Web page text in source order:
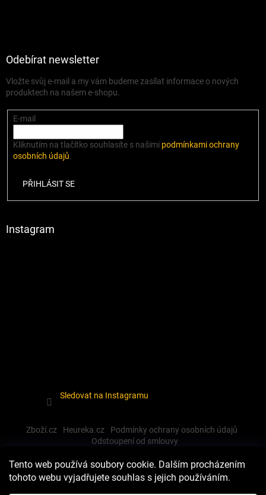
Tento web používá soubory cookie. Dalším procházením
tohoto webu vyjadřujete souhlas s jejich používáním.
Odebírat newsletter
Vložte svůj e-mail a my vám budeme zasílat informace o nových
produktech na našem e-shopu.
E-mail
Kliknutím na tlačítko souhlasíte s našimi podmínkami ochrany
osobních údajů.
PŘIHLÁSIT SE
Instagram
Sledovat na Instagramu
Zboží.cz Heureka.cz
Podmínky ochrany osobních údajů
Odstoupení od smlouvy